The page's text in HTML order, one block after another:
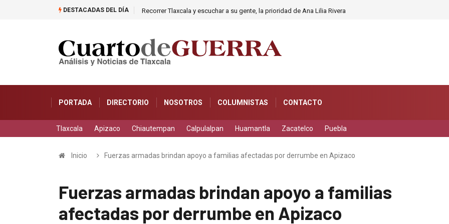
DESTACADAS DEL DÍA
caer en una cisterna Recorrer Tlaxcala y escuchar a su gente, la prioridad de Ana Lilia Rivera
PORTADA DIRECTORIO NOSOTROS COLUMNISTAS CONTACTO
Tlaxcala Apizaco Chiautempan Calpulalpan Huamantla Zacatelco Puebla
Inicio Fuerzas armadas brindan apoyo a familias afectadas por derrumbe en Apizaco
Fuerzas armadas brindan apoyo a familias
afectadas por derrumbe en Apizaco